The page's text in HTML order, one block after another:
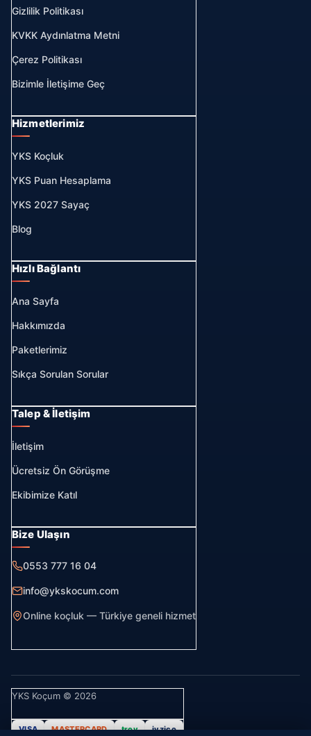
Gizlilik Politikası
KVKK Aydınlatma Metni
Çerez Politikası
Bizimle İletişime Geç
Hizmetlerimiz
YKS Koçluk
YKS Puan Hesaplama
YKS 2027 Sayaç
Blog
Hızlı Bağlantı
Ana Sayfa
Hakkımızda
Paketlerimiz
Sıkça Sorulan Sorular
Talep & İletişim
İletişim
Ücretsiz Ön Görüşme
Ekibimize Katıl
Bize Ulaşın
0553 777 16 04
info@ykskocum.com
Online koçluk — Türkiye geneli hizmet
YKS Koçum © 2026
VISA MASTERCARD troy iyzico